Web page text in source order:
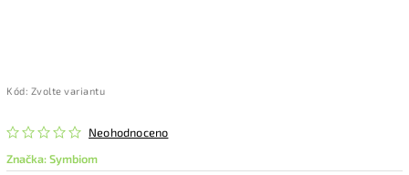
Kód: Zvolte variantu
Neohodnoceno
Značka:Symbiom